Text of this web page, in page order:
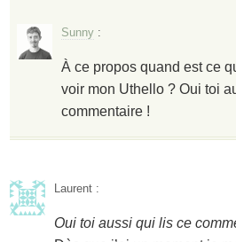
Sunny :
À ce propos quand est ce
voir mon Uthello ? Oui toi
commentaire !
Laurent :
Oui toi aussi qui lis ce